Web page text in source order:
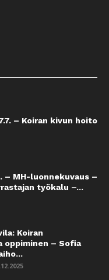
– Koiran kivun hoito
MH-luonnekuvaus –
työkalu –...
Koiran
oppiminen – Sofia